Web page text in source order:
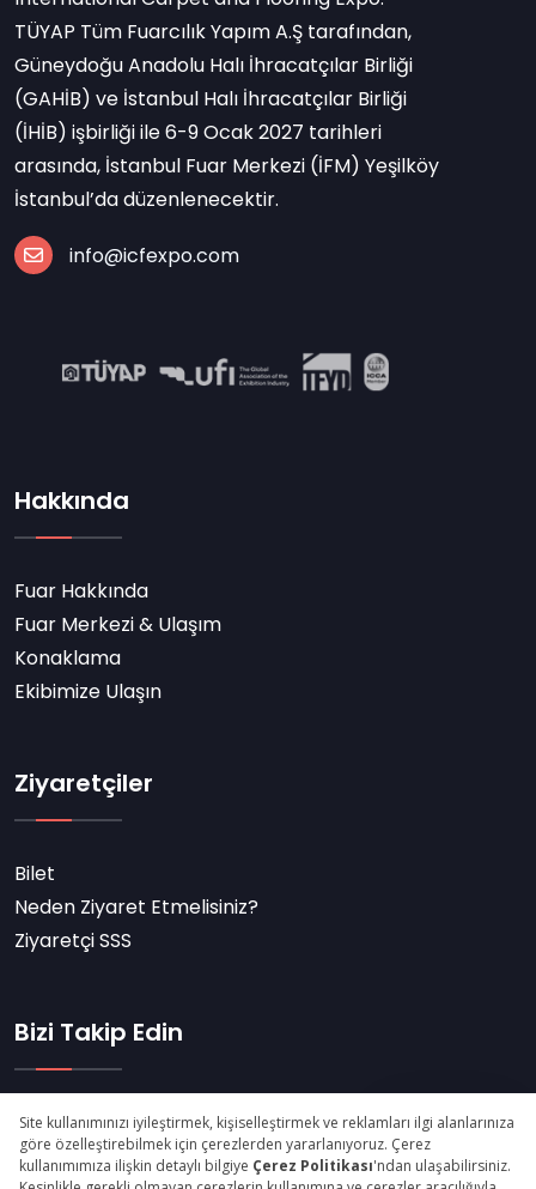
TÜYAP Tüm Fuarcılık Yapım A.Ş tarafından,
Güneydoğu Anadolu Halı İhracatçılar Birliği
(GAHİB) ve İstanbul Halı İhracatçılar Birliği
(İHİB) işbirliği ile 6-9 Ocak 2027 tarihleri
arasında, İstanbul Fuar Merkezi (İFM) Yeşilköy
İstanbul’da düzenlenecektir.
info@icfexpo.com
Hakkında
Fuar Hakkında
Fuar Merkezi & Ulaşım
Konaklama
Ekibimize Ulaşın
Ziyaretçiler
Bilet
Neden Ziyaret Etmelisiniz?
Ziyaretçi SSS
Bizi Takip Edin
Abone Ol